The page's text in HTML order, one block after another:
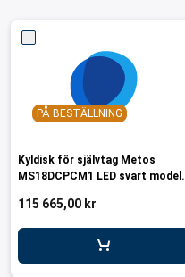
PÅ BESTÄLLNING
Kyldisk för självtag Metos
MS18DCPCM1 LED svart modell
115 665,00 kr